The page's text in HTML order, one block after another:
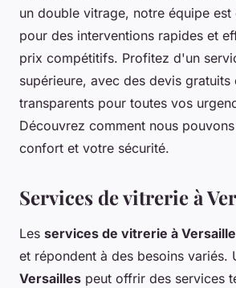
un double vitrage, notre équipe
pour des interventions rapides et
prix compétitifs. Profitez d'un
supérieure, avec des devis gratuits
transparents pour toutes vos
Découvrez comment nous
confort et votre sécurité.
Services de vitrerie à
Les services de vitrerie à
et répondent à des besoins variés.
Versailles peut offrir des services